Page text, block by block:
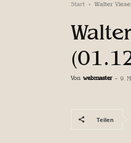
Start Walter
Von webmaster - 9.
Teilen